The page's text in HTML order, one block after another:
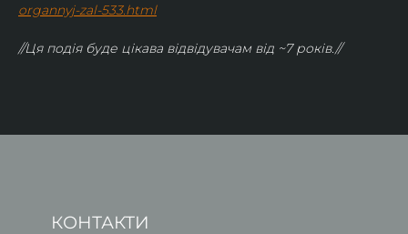
organnyj-zal-533.html
//Ця подія буде цікава відвідувачам від ~7 років.//
КОНТАКТИ